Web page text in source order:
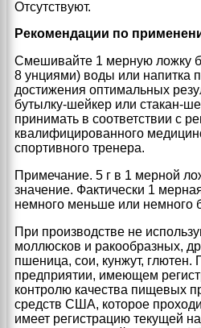
Отсутствуют.
Рекомендации по
Смешивайте 1 мерную ложку
8 унциями) воды или напитка
достижения оптимальных
бутылку-шейкер или стакан-
принимать в соответствии с
квалифицированного
спортивного тренера.
Примечание. 5 г в 1 мерной
значение. Фактически 1
немного меньше или немного
При производстве не
моллюсков и ракообразных,
пшеница, сои, кунжут, глютен.
предприятии, имеющем
контролю качества пищевых
средств США, которое
имеет регистрацию текущей